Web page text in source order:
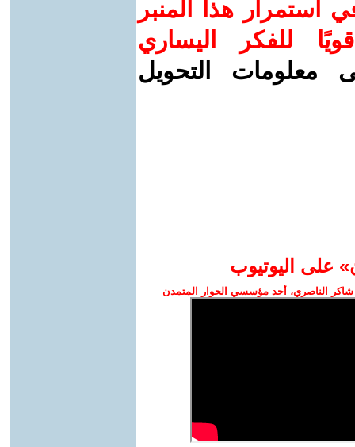
استمرار هذا المنبر
للفكر اليساري
معلومات التحويل
على اليوتيوب
الناصري، أحد مؤسسي الحوار المتمدن